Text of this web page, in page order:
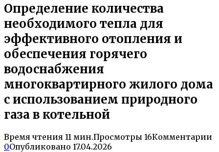
Определение количества
необходимого тепла для
эффективного отопления и
обеспечения горячего
водоснабжения
многоквартирного жилого дома
с использованием природного
газа в котельной
Время чтения 11 мин.Просмотры 16Комментарии
0Опубликовано 17.04.2026